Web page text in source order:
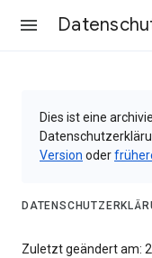
Dies ist eine
Version oder
Zuletzt geändert am: